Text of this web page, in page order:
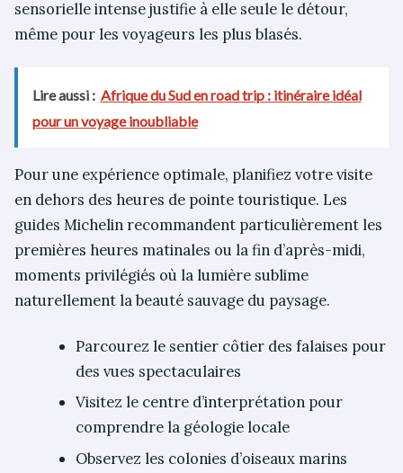
sensorielle intense justifie à elle seule le détour,
même pour les voyageurs les plus blasés.
Lire aussi : Afrique du Sud en road trip : itinéraire idéal
pour un voyage inoubliable
Pour une expérience optimale, planifiez votre visite
en dehors des heures de pointe touristique. Les
guides Michelin recommandent particulièrement les
premières heures matinales ou la fin d’après-midi,
moments privilégiés où la lumière sublime
naturellement la beauté sauvage du paysage.
Parcourez le sentier côtier des falaises pour
des vues spectaculaires
Visitez le centre d’interprétation pour
comprendre la géologie locale
Observez les colonies d’oiseaux marins